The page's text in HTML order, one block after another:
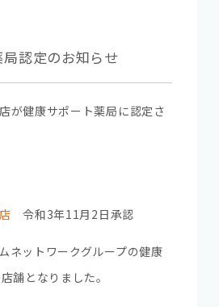
認定のお知らせ
が健康サポート薬局に認定さ
令和3年11月2日承認
ネットワークグループの健康
舗となりました。